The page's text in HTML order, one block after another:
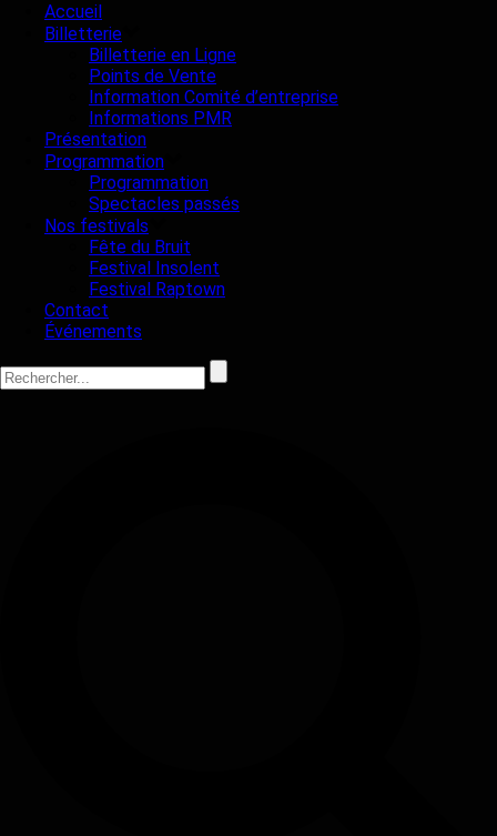
Accueil
Billetterie
Billetterie en Ligne
Points de Vente
Information Comité d’entreprise
Informations PMR
Présentation
Programmation
Programmation
Spectacles passés
Nos festivals
Fête du Bruit
Festival Insolent
Festival Raptown
Contact
Événements